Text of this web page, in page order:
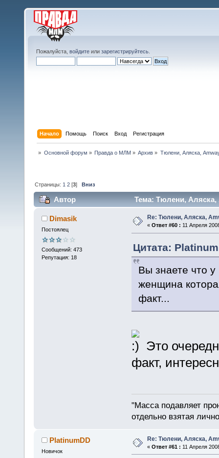
Пожалуйста, войдите или зарегистрируйтесь
Начало Помощь Поиск Вход Регистрация
» Основной форум » Правда о МЛМ » Архив » Тюлени, Аляска,
Страницы: 1 2 [3]Вниз
Автор Тема: Тюлени, Аляска,
Dimasik
Постоялец
Сообщений: 473
Репутация: 18
Re: Тюлени, Аляска,
« Ответ #60 : 11 Апреля
Цитата:
Вы знаете что
женщина
факт...
Это
факт,
"Масса подавляет
отдельно взятая
PlatinumDD
Новичок
Re: Тюлени, Аляска,
« Ответ #61 : 11 Апреля